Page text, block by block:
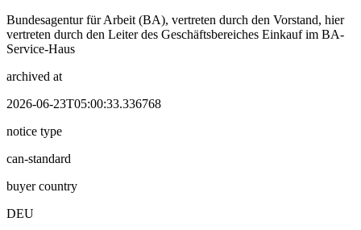
Bundesagentur für Arbeit (BA), vertreten durch den Vorstand, hier
vertreten durch den Leiter des Geschäftsbereiches Einkauf im BA-
Service-Haus
archived at
2026-06-23T05:00:33.336768
notice type
can-standard
buyer country
DEU